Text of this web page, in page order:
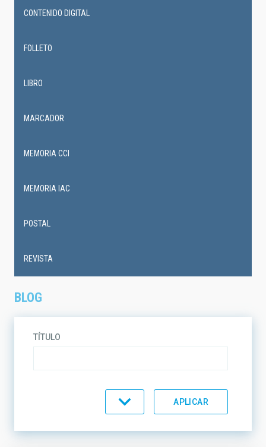
BLOG
TÍTULO
CONTENIDO DIGITAL
FOLLETO
LIBRO
MARCADOR
MEMORIA CCI
MEMORIA IAC
POSTAL
REVISTA